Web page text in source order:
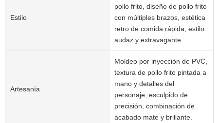
Estilo
pollo frito, diseño de pollo frito
con múltiples brazos, estética
retro de comida rápida, estilo
audaz y extravagante.
Artesanía
Moldeo por inyección de PVC,
textura de pollo frito pintada a
mano y detalles del
personaje, esculpido de
precisión, combinación de
acabado mate y brillante.